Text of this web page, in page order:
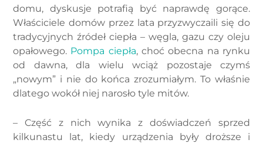
domu, dyskusje potrafią być naprawdę gorące.
Właściciele domów przez lata przyzwyczaili się do
tradycyjnych źródeł ciepła – węgla, gazu czy oleju
opałowego. Pompa ciepła, choć obecna na rynku
od dawna, dla wielu wciąż pozostaje czymś
„nowym” i nie do końca zrozumiałym. To właśnie
dlatego wokół niej narosło tyle mitów.
– Część z nich wynika z doświadczeń sprzed
kilkunastu lat, kiedy urządzenia były droższe i